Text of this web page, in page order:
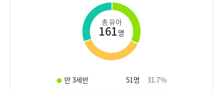
총 유아
161명
만 3세반 51명 31.7%